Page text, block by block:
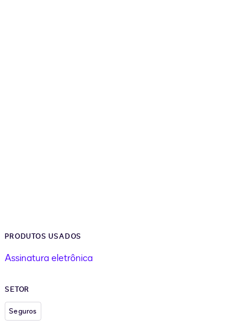
PRODUTOS USADOS
Assinatura eletrônica
SETOR
Seguros